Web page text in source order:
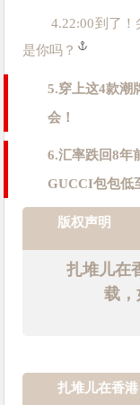
4.22:00到了！
是你吗？
5.穿上这4款潮
会！
6.汇率跌回8年
GUCCI包包低
版权声明
扎堆儿在
载，
扎堆儿在香